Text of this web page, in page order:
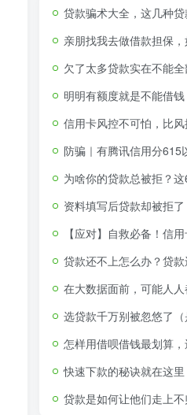
贷款骗术大全，这几种
亲朋找我去做借款担保，如
欠了太多贷款实在不能全部按时了，可以
明明有额度就是不能借钱，
信用卡风控不可怕，比风控更可怕
防骗｜有腾讯信用分615以上即
为啥你的贷款总被拒？
资料填写后贷款却被拒了，是平台
【应对】自救必备！信用卡逾期后如
贷款还不上怎么办？贷款还不起了会
在大数据面前，可能人人
选贷款千万别被忽悠了（是不是征信
怎样用借呗借钱最划算，还款方式
快速下款的秘诀就在这里，
贷款是如何让他们走上不